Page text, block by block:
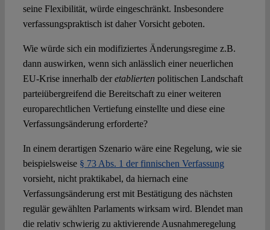
seine Flexibilität, würde eingeschränkt. Insbesondere
verfassungspraktisch ist daher Vorsicht geboten.
Wie würde sich ein modifiziertes Änderungsregime z.B.
dann auswirken, wenn sich anlässlich einer neuerlichen
EU-Krise innerhalb deretablierten politischen Landschaft
parteiübergreifend die Bereitschaft zu einer weiteren
europarechtlichen Vertiefung einstellte und diese eine
Verfassungsänderung erforderte?
In einem derartigen Szenario wäre eine Regelung, wie sie
beispielsweise § 73 Abs. 1 der finnischen Verfassung
vorsieht, nicht praktikabel, da hiernach eine
Verfassungsänderung erst mit Bestätigung des nächsten
regulär gewählten Parlaments wirksam wird. Blendet man
die relativ schwierig zu aktivierende Ausnahmeregelung